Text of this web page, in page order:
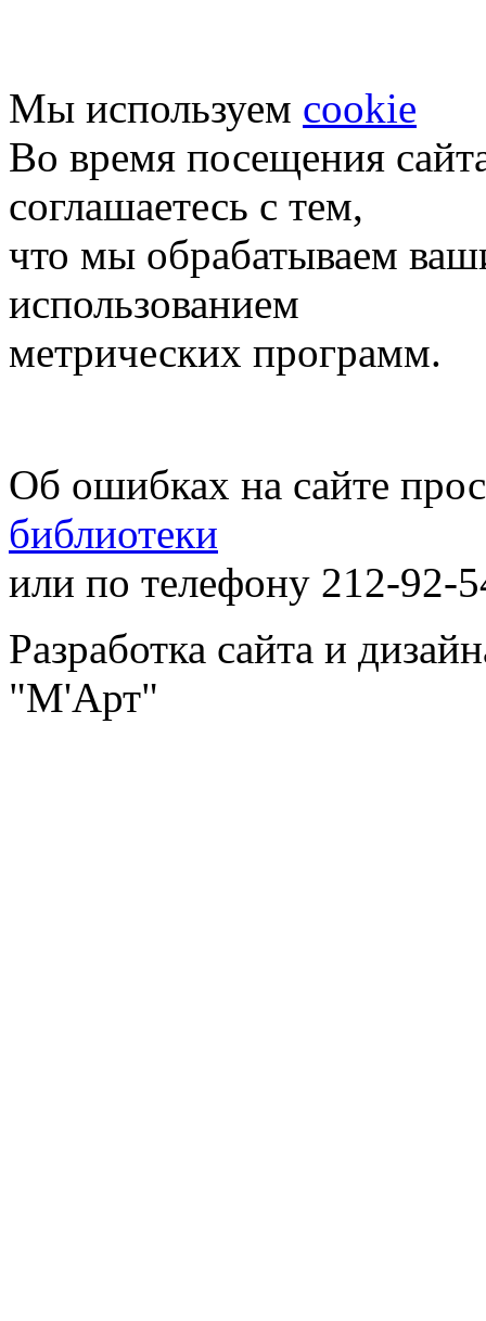
Мы используем cookie
Во время посещения
соглашаетесь с тем,
что мы обрабатываем
использованием
метрических программ.
Об ошибках на сайте
библиотеки
или по телефону 212-92-
Разработка сайта и
"М'Арт"